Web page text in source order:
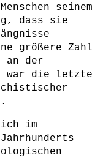
seinem
dass sie
größere Zahl
an der
war die letzte
im